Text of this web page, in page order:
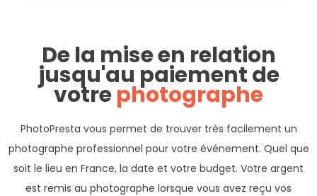
De la mise en relation
jusqu'au paiement de
votrephotographe
PhotoPresta vous permet de trouver très facilement un
photographe professionnel pour votre événement. Quel que
soit le lieu en France, la date et votre budget. Votre argent
est remis au photographe lorsque vous avez reçu vos